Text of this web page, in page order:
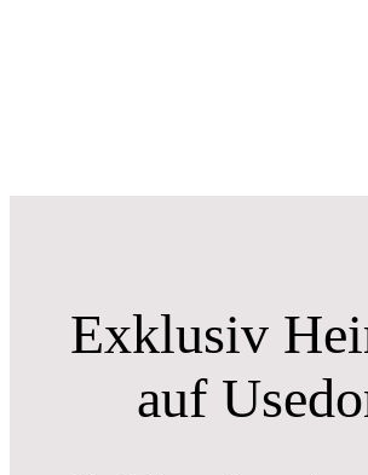
Exklusiv
auf